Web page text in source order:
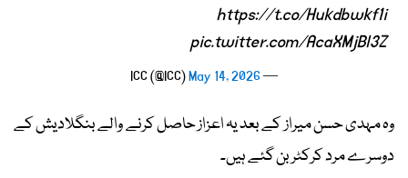
https://t.co/Hukdbwkf1i
pic.twitter.com/AcaXMjBl3Z
— ICC (@ICC)
May 14, 2026
وہ مہدی حسن میراز کے بعد یہ اعزاز حاصل کرنے والے بنگلادیش کے
دوسرے مرد کرکٹر بن گئے ہیں۔